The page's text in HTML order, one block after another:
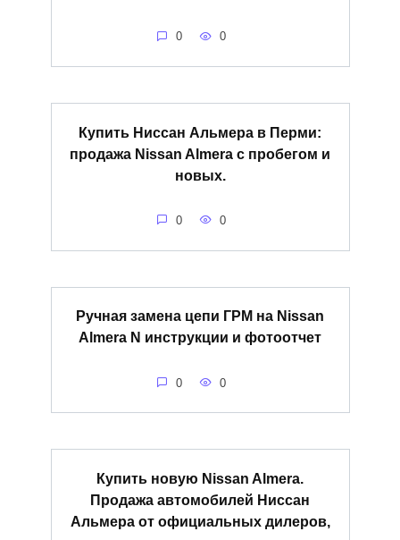
0 0
Купить Ниссан Альмера в Перми:
продажа Nissan Almera с пробегом и
новых.
0 0
Ручная замена цепи ГРМ на Nissan
Almera N инструкции и фотоотчет
0 0
Купить новую Nissan Almera.
Продажа автомобилей Ниссан
Альмера от официальных дилеров,